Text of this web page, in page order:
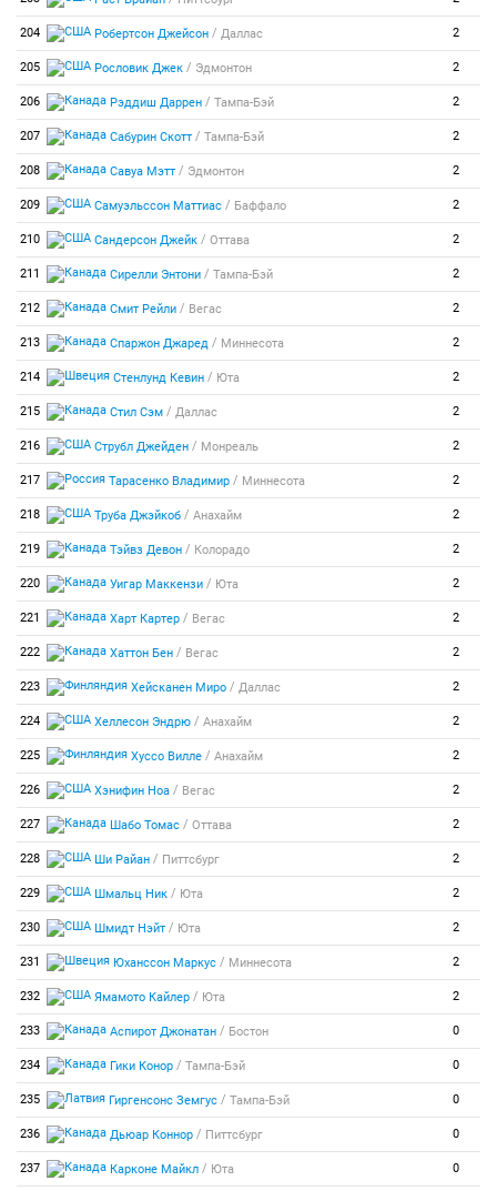
204 Робертсон Джейсон / Даллас 2
205 Рословик Джек / Эдмонтон 2
206 Рэддиш Даррен / Тампа-Бэй 2
207 Сабурин Скотт / Тампа-Бэй 2
208 Савуа Мэтт / Эдмонтон 2
209 Самуэльссон Маттиас / Баффало 2
210 Сандерсон Джейк / Оттава 2
211 Сирелли Энтони / Тампа-Бэй 2
212 Смит Рейли / Вегас 2
213 Спаржон Джаред / Миннесота 2
214 Стенлунд Кевин / Юта 2
215 Стил Сэм / Даллас 2
216 Струбл Джейден / Монреаль 2
217 Тарасенко Владимир / Миннесота 2
218 Труба Джэйкоб / Анахайм 2
219 Тэйвз Девон / Колорадо 2
220 Уигар Маккензи / Юта 2
221 Харт Картер / Вегас 2
222 Хаттон Бен / Вегас 2
223 Хейсканен Миро / Даллас 2
224 Хеллесон Эндрю / Анахайм 2
225 Хуссо Вилле / Анахайм 2
226 Хэнифин Ноа / Вегас 2
227 Шабо Томас / Оттава 2
228 Ши Райан / Питтсбург 2
229 Шмальц Ник / Юта 2
230 Шмидт Нэйт / Юта 2
231 Юханссон Маркус / Миннесота 2
232 Ямамото Кайлер / Юта 2
233 Аспирот Джонатан / Бостон 0
234 Гики Конор / Тампа-Бэй 0
235 Гиргенсонс Земгус / Тампа-Бэй 0
236 Дьюар Коннор / Питтсбург 0
237 Карконе Майкл / Юта 0